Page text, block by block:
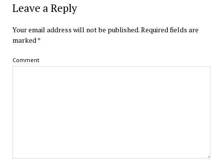
Leave a Reply
Your email address will not be published.Required fields are
marked*
Comment